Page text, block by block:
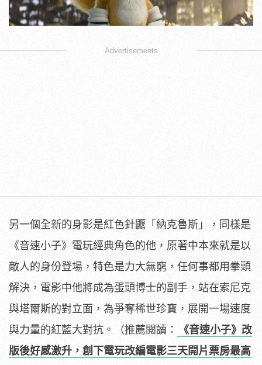
Advertisements
另一個全新的身影是紅色針鼴「納克魯斯」，同樣是
《音速小子》電玩經典角色的他，原著中本來就是以
敵人的身份登場，特色是力大無窮，任何事都用拳頭
解決，電影中他將成為蛋頭博士的副手，站在索尼克
與塔爾斯的對立面，為爭奪稀世珍寶，展開一場速度
與力量的紅藍大對抗。（推薦閱讀：
《音速小子》改
版後好感激升，創下電玩改編電影三天開片票房最高